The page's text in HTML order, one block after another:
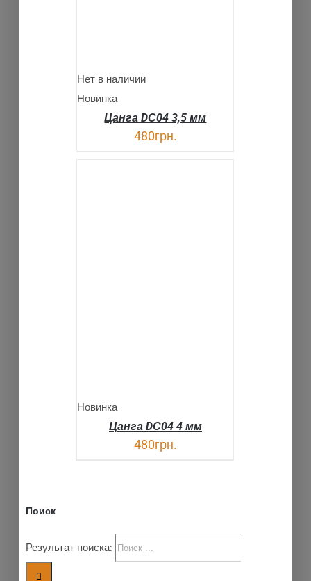
Нет в наличии
Новинка
Цанга DС04 3,5 мм
480грн.
Новинка
Цанга DС04 4 мм
480грн.
Поиск
Результат поиска: